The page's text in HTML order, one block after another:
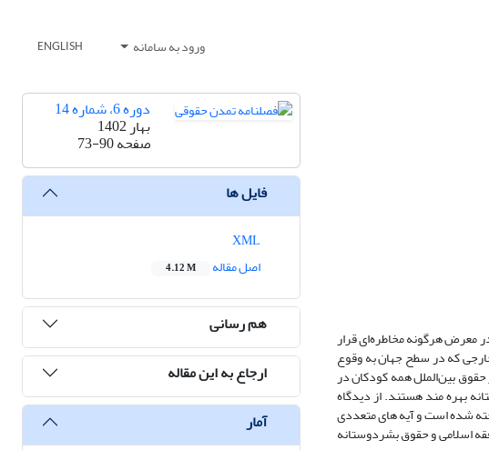
ورود به سامانه ENGLISH
معرض هرگونه مخاطره‌ای قرار
که در سطح جهان به وقوع
بین‌الملل همه کودکان در
بهره مند هستند. از دیدگاه
شده است و آیه های متعددی
اسلامی و حقوق بشردوستانه
دوره 6، شماره 14
بهار 1402
صفحه73-90
فایل ها
اصل مقاله
4.12 M
هم رسانی
ارجاع به این مقاله
آمار